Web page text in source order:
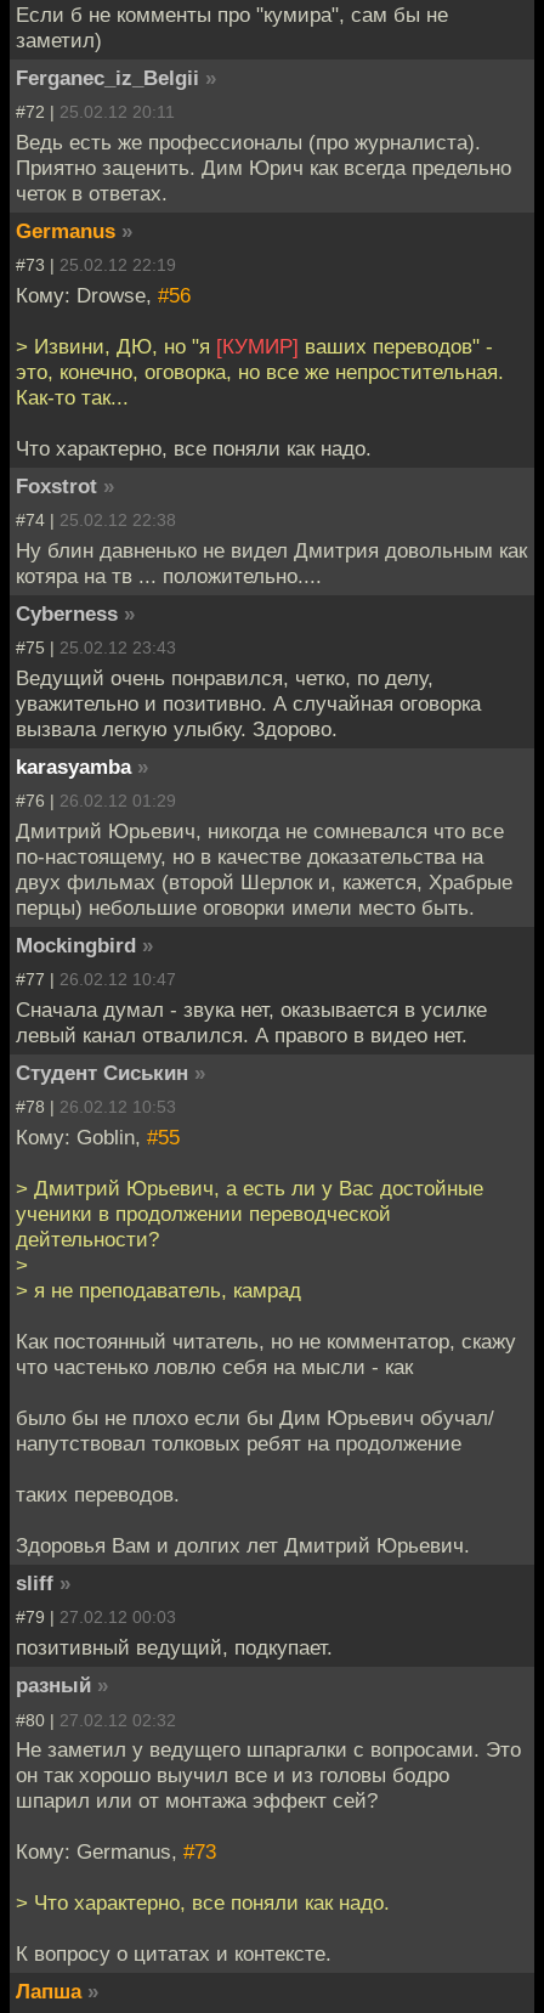
Если б не комменты про "кумира", сам бы не
заметил)
Ferganec_iz_Belgii »
#72 | 25.02.12 20:11
Ведь есть же профессионалы (про журналиста).
Приятно заценить. Дим Юрич как всегда предельно
четок в ответах.
Germanus »
#73 | 25.02.12 22:19
Кому: Drowse, #56
> Извини, ДЮ, но "я [КУМИР] ваших переводов" -
это, конечно, оговорка, но все же непростительная.
Как-то так...
Что характерно, все поняли как надо.
Foxstrot »
#74 | 25.02.12 22:38
Ну блин давненько не видел Дмитрия довольным как
котяра на тв ... положительно....
Cyberness »
#75 | 25.02.12 23:43
Ведущий очень понравился, четко, по делу,
уважительно и позитивно. А случайная оговорка
вызвала легкую улыбку. Здорово.
karasyamba »
#76 | 26.02.12 01:29
Дмитрий Юрьевич, никогда не сомневался что все
по-настоящему, но в качестве доказательства на
двух фильмах (второй Шерлок и, кажется, Храбрые
перцы) небольшие оговорки имели место быть.
Mockingbird »
#77 | 26.02.12 10:47
Сначала думал - звука нет, оказывается в усилке
левый канал отвалился. А правого в видео нет.
Студент Сиськин »
#78 | 26.02.12 10:53
Кому: Goblin, #55
> Дмитрий Юрьевич, а есть ли у Вас достойные
ученики в продолжении переводческой
дейтельности?
>
> я не преподаватель, камрад
Как постоянный читатель, но не комментатор, скажу
что частенько ловлю себя на мысли - как
было бы не плохо если бы Дим Юрьевич обучал/
напутствовал толковых ребят на продолжение
таких переводов.
Здоровья Вам и долгих лет Дмитрий Юрьевич.
sliff »
#79 | 27.02.12 00:03
позитивный ведущий, подкупает.
разный »
#80 | 27.02.12 02:32
Не заметил у ведущего шпаргалки с вопросами. Это
он так хорошо выучил все и из головы бодро
шпарил или от монтажа эффект сей?
Кому: Germanus, #73
> Что характерно, все поняли как надо.
К вопросу о цитатах и контексте.
Лапша »